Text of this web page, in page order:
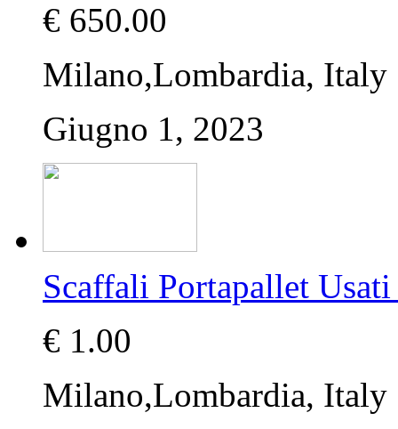
€ 650.00
Milano,Lombardia, Italy
Giugno 1, 2023
Scaffali Portapallet
€ 1.00
Milano,Lombardia, Italy